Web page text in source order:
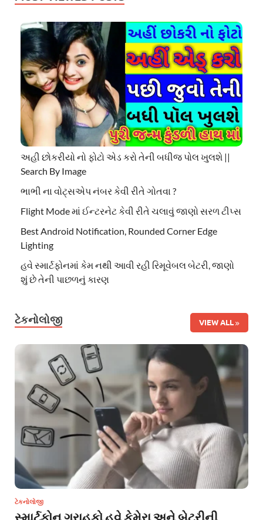
અહી છોકરીયો નો ફોટો એડ કરો તેની બધીજ પોલ ખુલશે ||
Search By Image
ભાભી ના વોટ્સએપ નંબર કેવી રીતે ગોતવા ?
Flight Mode માં ઈન્ટરનેટ કેવી રીતે ચલાવું જાણો સરળ ટીપ્સ
Best Android Notification, Rounded Corner Edge
Lighting
હવે સ્માર્ટફોનમાં કેમ નથી આવી રહી રિમૂવેબલ બેટરી, જાણો
શું છે તેની પાછળનું કારણ
ટેકનોલોજી VIEW ALL
ટેકનોલોજી
સ્માર્ટફોન ગ્રાહકો હવે કેમેરા અને બેટરીની